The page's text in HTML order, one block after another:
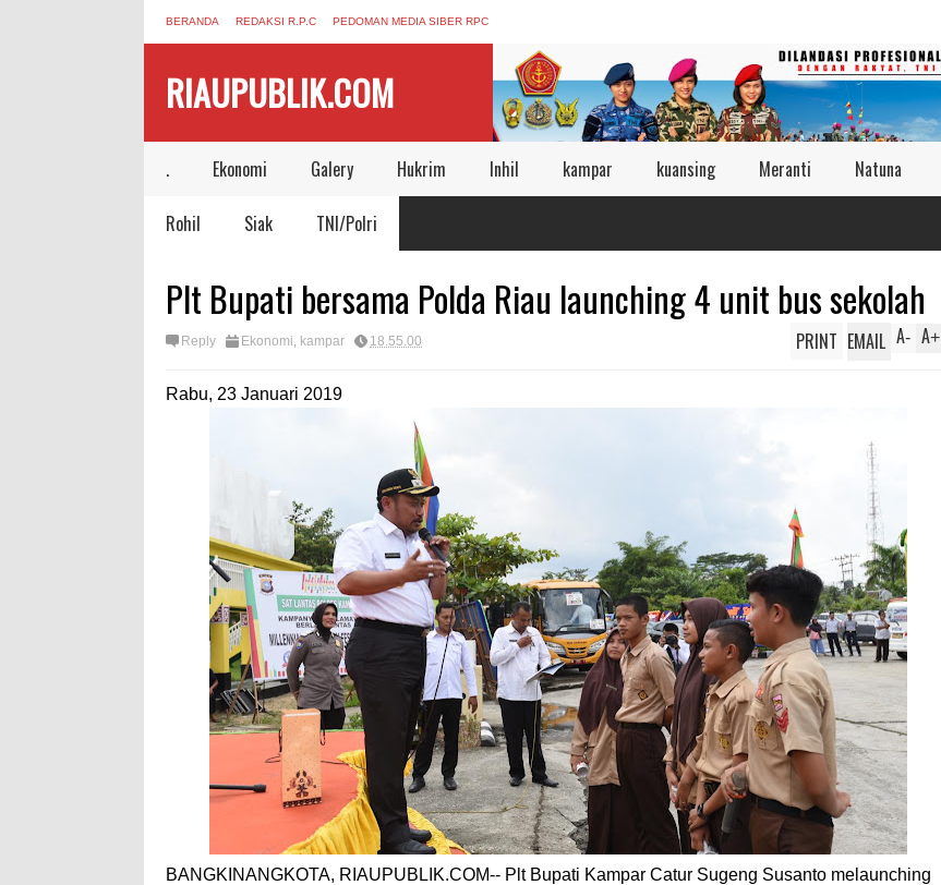
BERANDA REDAKSI R.P.C PEDOMAN MEDIA SIBER RPC
RIAUPUBLIK.COM
. Ekonomi Galery Hukrim Inhil kampar kuansing Meranti Natuna
Rohil Siak TNI/Polri
Plt Bupati bersama Polda Riau launching 4 unit bus sekolah
Reply Ekonomi, kampar 18.55.00 A+
A-
PRINT EMAIL
Rabu, 23 Januari 2019
BANGKINANGKOTA, RIAUPUBLIK.COM-- Plt Bupati Kampar Catur Sugeng Susanto melaunching